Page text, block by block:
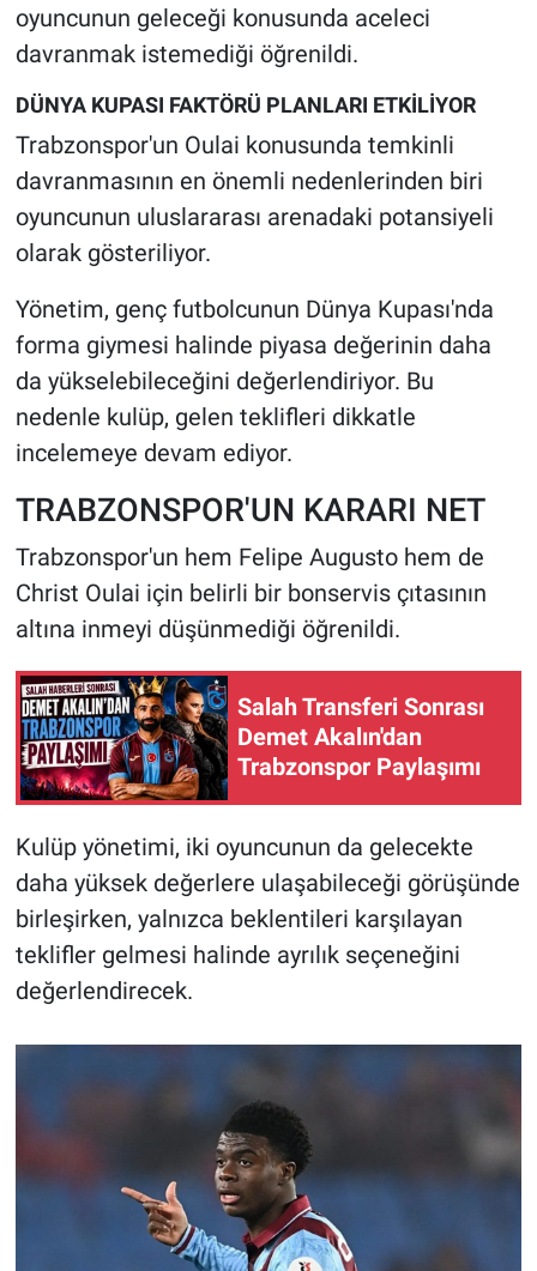
oyuncunun geleceği konusunda aceleci
davranmak istemediği öğrenildi.
DÜNYA KUPASI FAKTÖRÜ PLANLARI ETKİLİYOR
Trabzonspor'un Oulai konusunda temkinli
davranmasının en önemli nedenlerinden biri
oyuncunun uluslararası arenadaki potansiyeli
olarak gösteriliyor.
Yönetim, genç futbolcunun Dünya Kupası'nda
forma giymesi halinde piyasa değerinin daha
da yükselebileceğini değerlendiriyor. Bu
nedenle kulüp, gelen teklifleri dikkatle
incelemeye devam ediyor.
TRABZONSPOR'UN KARARI NET
Trabzonspor'un hem Felipe Augusto hem de
Christ Oulai için belirli bir bonservis çıtasının
altına inmeyi düşünmediği öğrenildi.
Salah Transferi Sonrası
Demet Akalın'dan
Trabzonspor Paylaşımı
Kulüp yönetimi, iki oyuncunun da gelecekte
daha yüksek değerlere ulaşabileceği görüşünde
birleşirken, yalnızca beklentileri karşılayan
teklifler gelmesi halinde ayrılık seçeneğini
değerlendirecek.